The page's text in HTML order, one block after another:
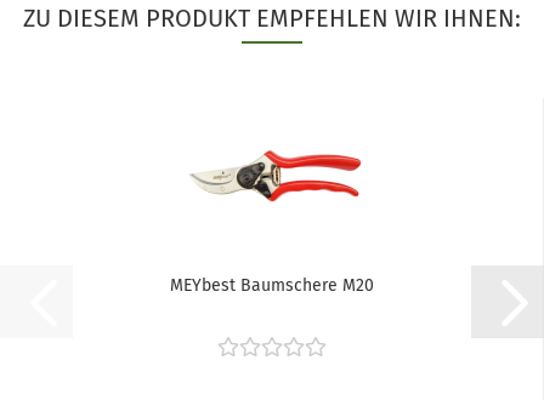
ZU DIESEM PRODUKT EMPFEHLEN WIR IHNEN:
MEYbest Baumschere M20